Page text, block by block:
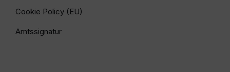
Cookie Policy (EU)
Amtssignatur